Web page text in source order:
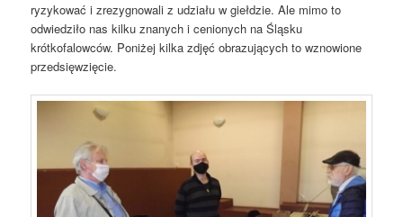
ryzykować i zrezygnowali z udziału w giełdzie. Ale mimo to
odwiedziło nas kilku znanych i cenionych na Śląsku
krótkofalowców. Poniżej kilka zdjęć obrazujących to wznowione
przedsięwzięcie.